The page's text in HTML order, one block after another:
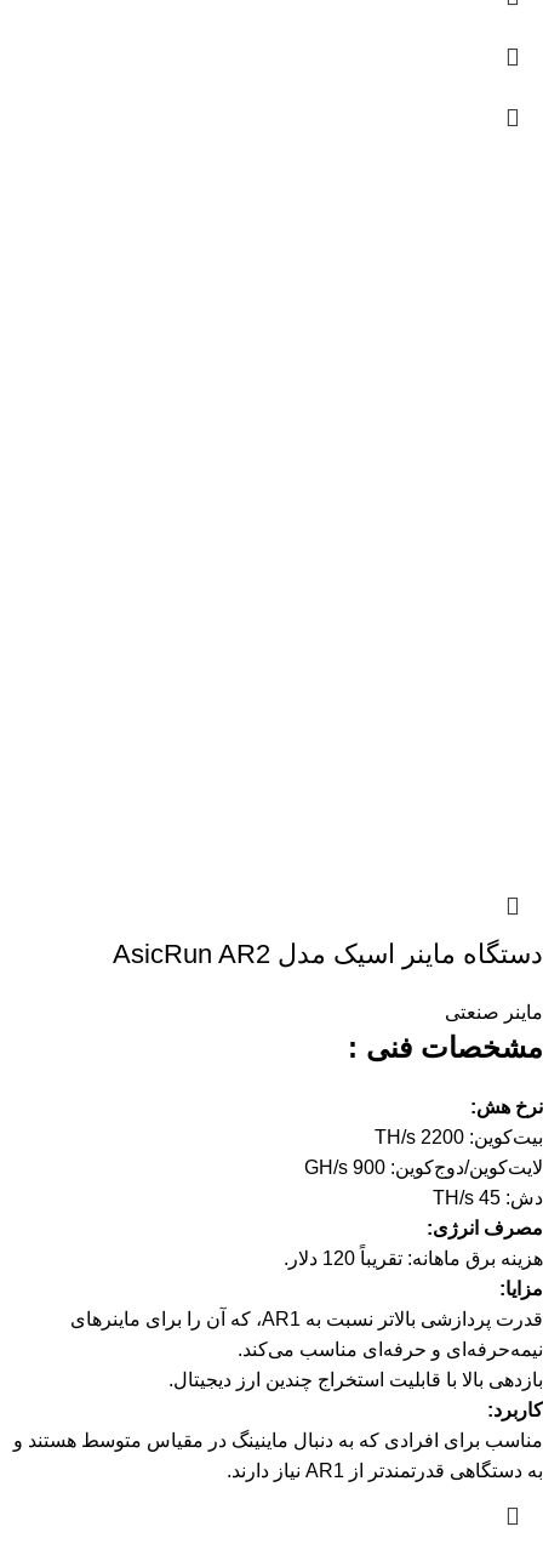
دستگاه ماینر اسیک مدل AsicRun AR2
ماینر صنعتی
مشخصات فنی :
نرخ هش:
بیت‌کوین: 2200 TH/s
لایت‌کوین/دوج‌کوین: 900 GH/s
دش: 45 TH/s
مصرف انرژی:
هزینه برق ماهانه: تقریباً 120 دلار.
مزایا:
قدرت پردازشی بالاتر نسبت به AR1، که آن را برای ماینرهای
نیمه‌حرفه‌ای و حرفه‌ای مناسب می‌کند.
بازدهی بالا با قابلیت استخراج چندین ارز دیجیتال.
کاربرد:
مناسب برای افرادی که به دنبال ماینینگ در مقیاس متوسط هستند و
به دستگاهی قدرتمندتر از AR1 نیاز دارند.